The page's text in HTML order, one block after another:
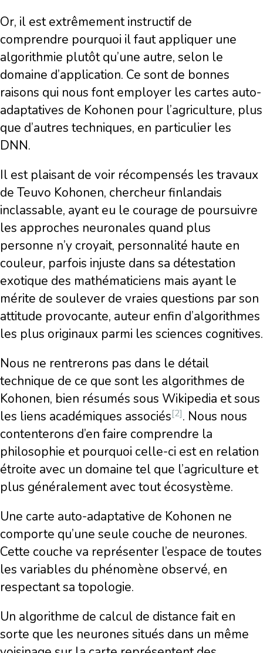
Or, il est extrêmement instructif de
comprendre pourquoi il faut appliquer une
algorithmie plutôt qu’une autre, selon le
domaine d’application. Ce sont de bonnes
raisons qui nous font employer les cartes auto-
adaptatives de Kohonen pour l’agriculture, plus
que d’autres techniques, en particulier les
DNN.
Il est plaisant de voir récompensés les travaux
de Teuvo Kohonen, chercheur finlandais
inclassable, ayant eu le courage de poursuivre
les approches neuronales quand plus
personne n’y croyait, personnalité haute en
couleur, parfois injuste dans sa détestation
exotique des mathématiciens mais ayant le
mérite de soulever de vraies questions par son
attitude provocante, auteur enfin d’algorithmes
les plus originaux parmi les sciences cognitives.
Nous ne rentrerons pas dans le détail
technique de ce que sont les algorithmes de
Kohonen, bien résumés sous Wikipedia et sous
les liens académiques associés[2]. Nous nous
contenterons d’en faire comprendre la
philosophie et pourquoi celle-ci est en relation
étroite avec un domaine tel que l’agriculture et
plus généralement avec tout écosystème.
Une carte auto-adaptative de Kohonen ne
comporte qu’une seule couche de neurones.
Cette couche va représenter l’espace de toutes
les variables du phénomène observé, en
respectant sa topologie.
Un algorithme de calcul de distance fait en
sorte que les neurones situés dans un même